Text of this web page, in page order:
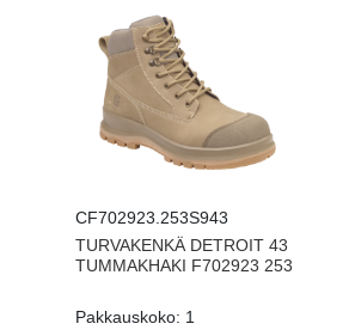
CF702923.253S943
TURVAKENKÄ DETROIT 43
TUMMAKHAKI F702923 253
Pakkauskoko: 1